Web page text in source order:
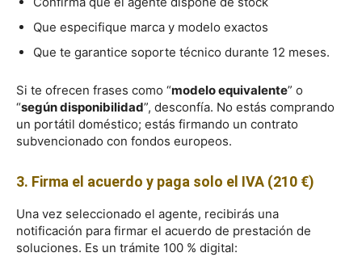
Que especifique marca y modelo exactos
Que te garantice soporte técnico durante 12 meses.
Si te ofrecen frases como “modelo equivalente” o
“según disponibilidad”, desconfía. No estás comprando
un portátil doméstico; estás firmando un contrato
subvencionado con fondos europeos.
3. Firma el acuerdo y paga solo el IVA (210 €)
Una vez seleccionado el agente, recibirás una
notificación para firmar el acuerdo de prestación de
soluciones. Es un trámite 100 % digital: